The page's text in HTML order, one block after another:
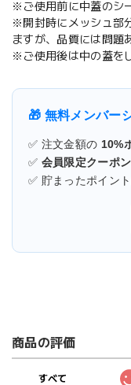
※ご使用前に中蓋のシ
※開封時にメッシュ部
ますが、品質には問題
※ご使用後は中の蓋を
🎁 無料メンバー
✅ 注文金額の 10%
✅ 会員限定クーポン
✅ 貯まったポイン
商品の評価
すべて